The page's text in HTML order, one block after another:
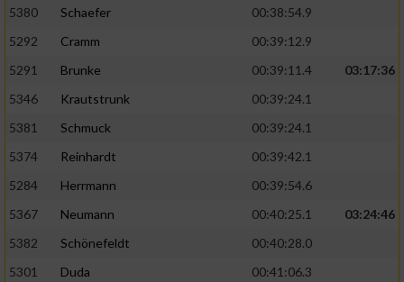
5380
Schaefer
00:38:54.9
5292
Cramm
00:39:12.9
5291
Brunke 00:39:11.4
03:17:36
5346
Krautstrunk
00:39:24.1
5381
Schmuck
00:39:24.1
5374
Reinhardt
00:39:42.1
5284
Herrmann
00:39:54.6
5367
Neumann 00:40:25.1
03:24:46
5382
Schönefeldt
00:40:28.0
5301
Duda 00:41:06.3